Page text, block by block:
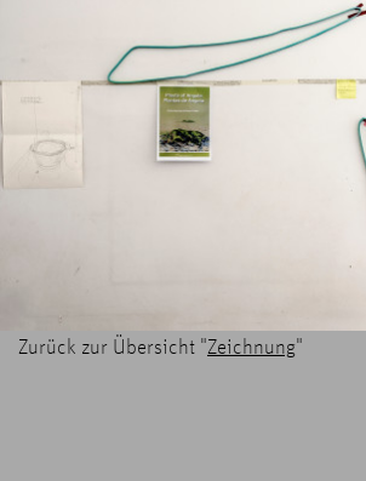
Zurück zur Übersicht "Zeichnung"